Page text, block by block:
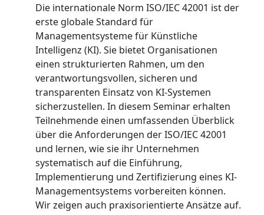
Die internationale Norm ISO/IEC 42001 ist der
erste globale Standard für
Managementsysteme für Künstliche
Intelligenz (KI). Sie bietet Organisationen
einen strukturierten Rahmen, um den
verantwortungsvollen, sicheren und
transparenten Einsatz von KI-Systemen
sicherzustellen. In diesem Seminar erhalten
Teilnehmende einen umfassenden Überblick
über die Anforderungen der ISO/IEC 42001
und lernen, wie sie ihr Unternehmen
systematisch auf die Einführung,
Implementierung und Zertifizierung eines KI-
Managementsystems vorbereiten können.
Wir zeigen auch praxisorientierte Ansätze auf.